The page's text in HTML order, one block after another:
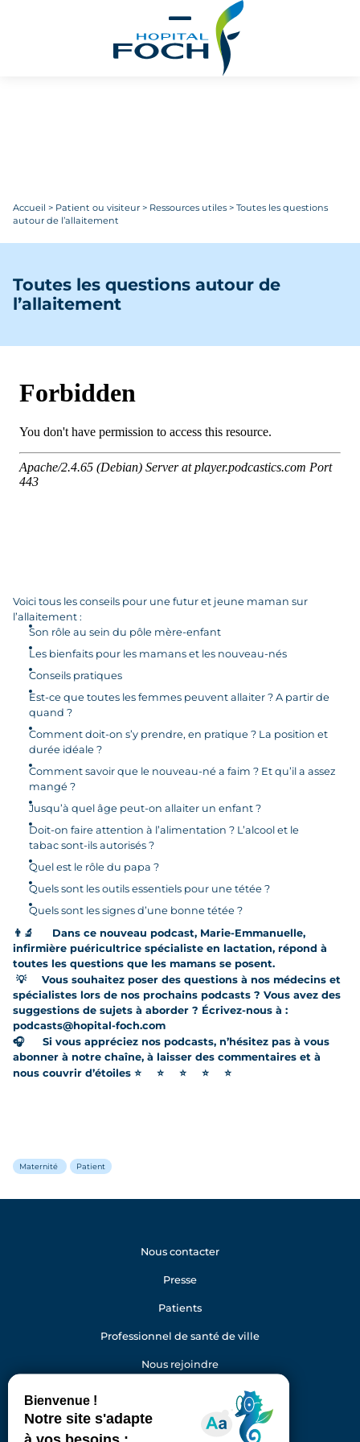
Accueil > Patient ou visiteur > Ressources utiles > Toutes les questions
autour de l’allaitement
Toutes les questions autour de
l’allaitement
Voici tous les conseils pour une futur et jeune maman sur
l’allaitement :
Son rôle au sein du pôle mère-enfant
Les bienfaits pour les mamans et les nouveau-nés
Conseils pratiques
Est-ce que toutes les femmes peuvent allaiter ? A partir de
quand ?
Comment doit-on s’y prendre, en pratique ? La position et
durée idéale ?
Comment savoir que le nouveau-né a faim ? Et qu’il a assez
mangé ?
Jusqu’à quel âge peut-on allaiter un enfant ?
Doit-on faire attention à l’alimentation ? L’alcool et le
tabac sont-ils autorisés ?
Quel est le rôle du papa ?
Quels sont les outils essentiels pour une tétée ?
Quels sont les signes d’une bonne tétée ?
👨‍🔬
Dans ce nouveau podcast, Marie-Emmanuelle,
infirmière puéricultrice spécialiste en lactation, répond à
toutes les questions que les mamans se posent.
💡
Vous souhaitez poser des questions à nos médecins et
spécialistes lors de nos prochains podcasts ? Vous avez des
suggestions de sujets à aborder ? Écrivez-nous à :
podcasts@hopital-foch.com
🎧
Si vous appréciez nos podcasts, n’hésitez pas à vous
abonner à notre chaîne, à laisser des commentaires et à
nous couvrir d’étoiles ⭐ ⭐ ⭐ ⭐ ⭐
Maternité Patient
Nous contacter
Presse
Patients
Professionnel de santé de ville
Nous rejoindre